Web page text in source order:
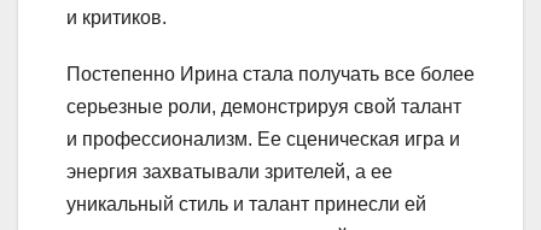
и критиков.
Постепенно Ирина стала получать все более
серьезные роли, демонстрируя свой талант
и профессионализм. Ее сценическая игра и
энергия захватывали зрителей, а ее
уникальный стиль и талант принесли ей